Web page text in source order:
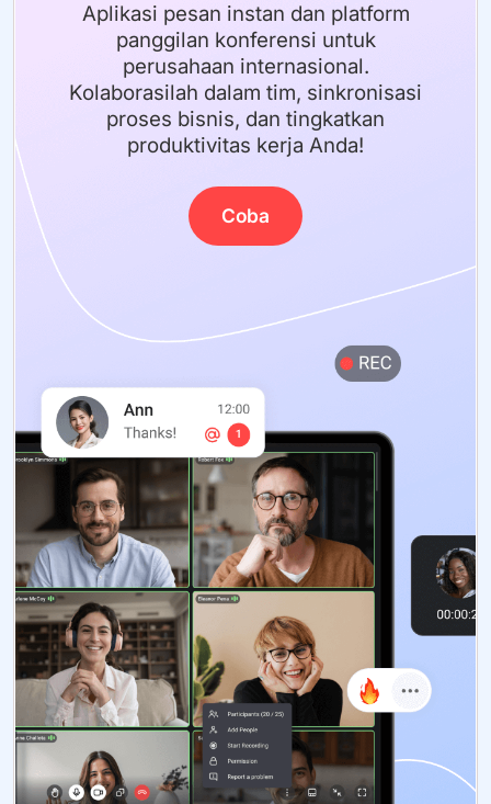
Aplikasi pesan instan dan platform
panggilan konferensi untuk
perusahaan internasional.
Kolaborasilah dalam tim, sinkronisasi
proses bisnis, dan tingkatkan
produktivitas kerja Anda!
Coba